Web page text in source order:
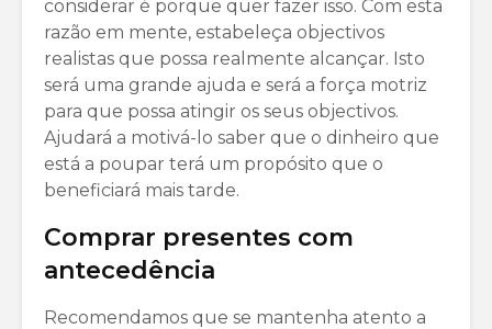
considerar é porque quer fazer isso. Com esta
razão em mente, estabeleça objectivos
realistas que possa realmente alcançar. Isto
será uma grande ajuda e será a força motriz
para que possa atingir os seus objectivos.
Ajudará a motivá-lo saber que o dinheiro que
está a poupar terá um propósito que o
beneficiará mais tarde.
Comprar presentes com
antecedência
Recomendamos que se mantenha atento a